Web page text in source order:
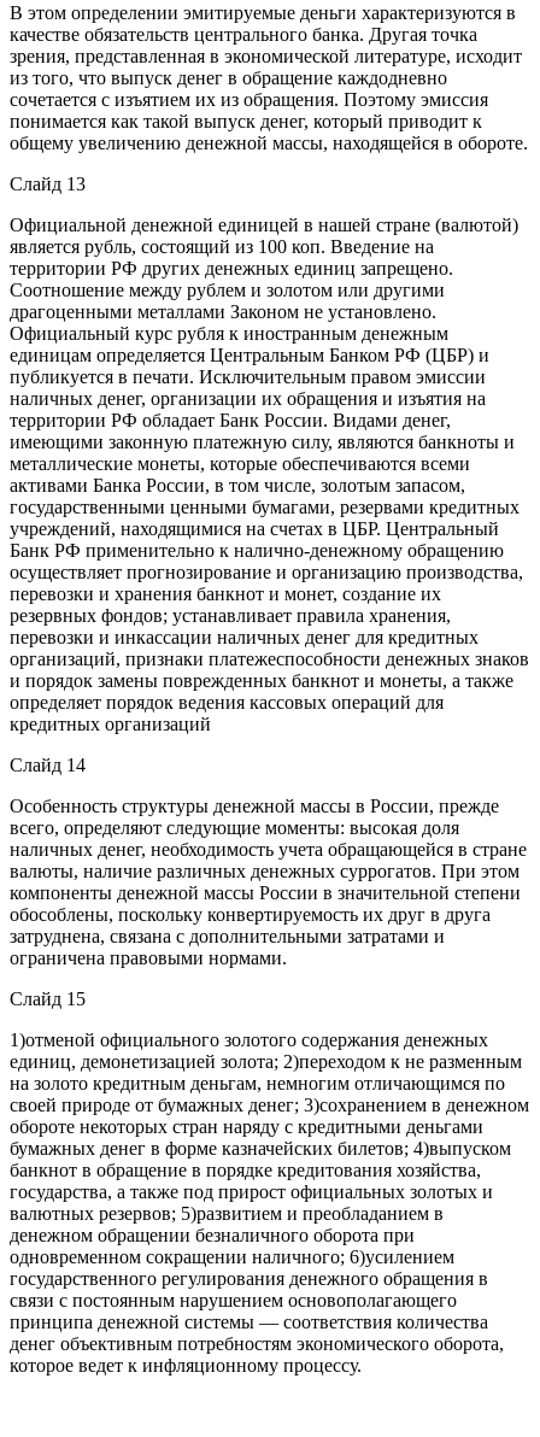
В этом определении эмитируемые деньги характеризуются в
качестве обязательств центрального банка. Другая точка
зрения, представленная в экономической литературе, исходит
из того, что выпуск денег в обращение каждодневно
сочетается с изъятием их из обращения. Поэтому эмиссия
понимается как такой выпуск денег, который приводит к
общему увеличению денежной массы, находящейся в обороте.
Слайд 13
Официальной денежной единицей в нашей стране (валютой)
является рубль, состоящий из 100 коп. Введение на
территории РФ других денежных единиц запрещено.
Соотношение между рублем и золотом или другими
драгоценными металлами Законом не установлено.
Официальный курс рубля к иностранным денежным
единицам определяется Центральным Банком РФ (ЦБР) и
публикуется в печати. Исключительным правом эмиссии
наличных денег, организации их обращения и изъятия на
территории РФ обладает Банк России. Видами денег,
имеющими законную платежную силу, являются банкноты и
металлические монеты, которые обеспечиваются всеми
активами Банка России, в том числе, золотым запасом,
государственными ценными бумагами, резервами кредитных
учреждений, находящимися на счетах в ЦБР. Центральный
Банк РФ применительно к налично-денежному обращению
осуществляет прогнозирование и организацию производства,
перевозки и хранения банкнот и монет, создание их
резервных фондов; устанавливает правила хранения,
перевозки и инкассации наличных денег для кредитных
организаций, признаки платежеспособности денежных знаков
и порядок замены поврежденных банкнот и монеты, а также
определяет порядок ведения кассовых операций для
кредитных организаций
Слайд 14
Особенность структуры денежной массы в России, прежде
всего, определяют следующие моменты: высокая доля
наличных денег, необходимость учета обращающейся в стране
валюты, наличие различных денежных суррогатов. При этом
компоненты денежной массы России в значительной степени
обособлены, поскольку конвертируемость их друг в друга
затруднена, связана с дополнительными затратами и
ограничена правовыми нормами.
Слайд 15
1)отменой официального золотого содержания денежных
единиц, демонетизацией золота; 2)переходом к не разменным
на золото кредитным деньгам, немногим отличающимся по
своей природе от бумажных денег; 3)сохранением в денежном
обороте некоторых стран наряду с кредитными деньгами
бумажных денег в форме казначейских билетов; 4)выпуском
банкнот в обращение в порядке кредитования хозяйства,
государства, а также под прирост официальных золотых и
валютных резервов; 5)развитием и преобладанием в
денежном обращении безналичного оборота при
одновременном сокращении наличного; 6)усилением
государственного регулирования денежного обращения в
связи с постоянным нарушением основополагающего
принципа денежной системы — соответствия количества
денег объективным потребностям экономического оборота,
которое ведет к инфляционному процессу.